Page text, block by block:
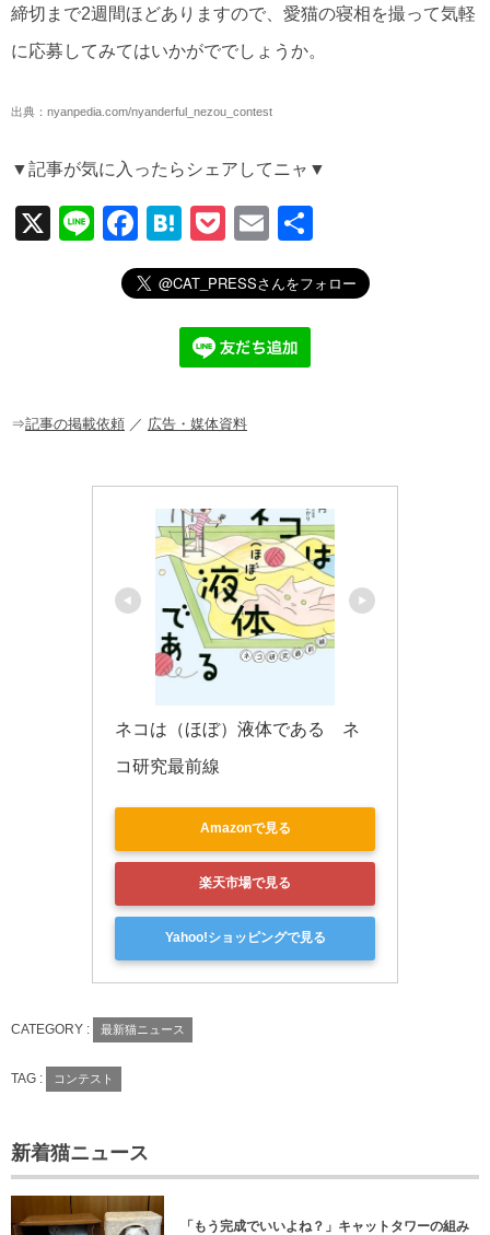
締切まで2週間ほどありますので、愛猫の寝相を撮って気軽
に応募してみてはいかがででしょうか。
出典：nyanpedia.com/nyanderful_nezou_contest
▼記事が気に入ったらシェアしてニャ▼
X
Li
F
a
c
o
H
at
e
n
a
P
o
ck
et
E
m
ail
有
⇒記事の掲載依頼 ／ 広告・媒体資料
ネコは（ほぼ）液体である　ネ
コ研究最前線
Amazonで見る
楽天市場で見る
Yahoo!ショッピングで見る
CATEGORY : 最新猫ニュース
TAG : コンテスト
新着猫ニュース
「もう完成でいいよね？」キャットタワーの組み